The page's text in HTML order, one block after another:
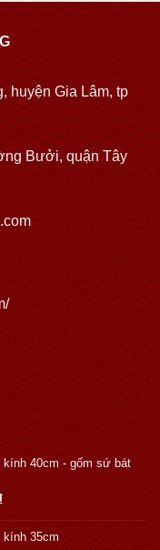
huyện Gia Lâm, tp
Bưởi, quận Tây
40cm - gốm sứ bát
35cm